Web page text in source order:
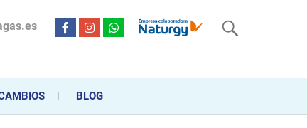
desde hace más de 20 años . Acompañamos al cliente
en la venta, montaje y reparación, hasta la
BLOG